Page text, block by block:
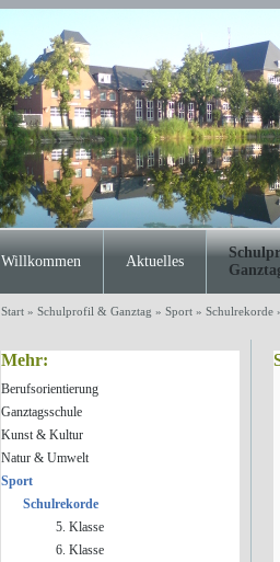
Willkommen Aktuelles
Start» Schulprofil & Ganztag » Sport» Schulrekorde
Mehr:
Berufsorientierung
Ganztagsschule
Kunst & Kultur
Natur & Umwelt
Sport
Schulrekorde
5. Klasse
6. Klasse